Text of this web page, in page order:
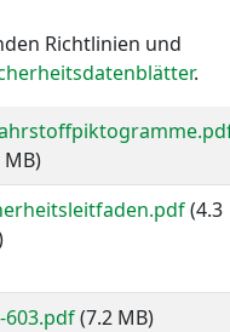
Richtlinien und
.
MB)
(4.3
603.pdf(7.2 MB)